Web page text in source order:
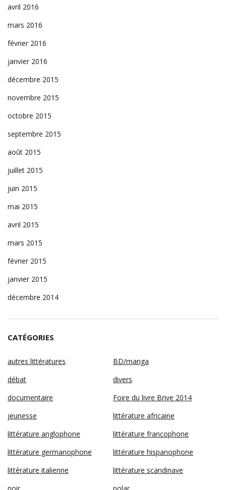
avril 2016
mars 2016
février 2016
janvier 2016
décembre 2015
novembre 2015
octobre 2015
septembre 2015
août 2015
juillet 2015
juin 2015
mai 2015
avril 2015
mars 2015
février 2015
janvier 2015
décembre 2014
CATÉGORIES
autres littératures
BD/manga
débat
divers
documentaire
Foire du livre Brive 2014
jeunesse
littérature africaine
littérature anglophone
littérature francophone
littérature germanophone
littérature hispanophone
littérature italienne
littérature scandinave